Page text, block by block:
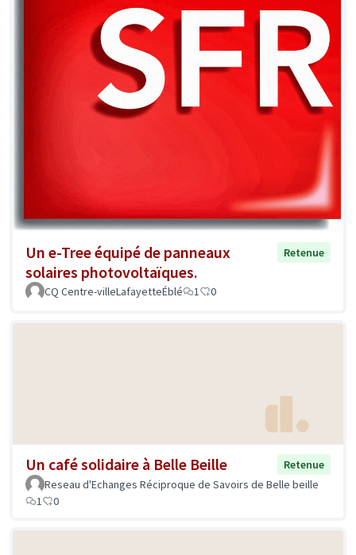
Un e-Tree équipé de panneaux
solaires photovoltaïques.
Retenue
CQ Centre-villeLafayetteÉblé 1 0
Un café solidaire à Belle Beille
Retenue
Reseau d'Echanges Réciproque de Savoirs de Belle beille
1
0